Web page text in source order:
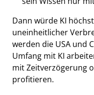
Dann würde KI
uneinheitlicher
werden die USA und
Umfang mit KI
mit Zeitverzögerung
profitieren.